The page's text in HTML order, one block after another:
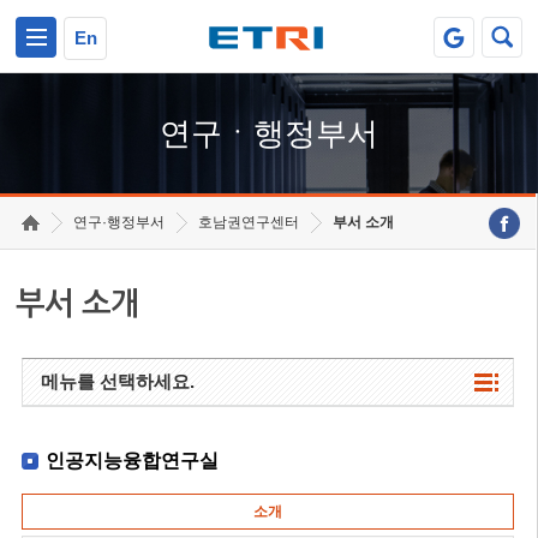
En
연구ㆍ행정부서
연구·행정부서 호남권연구센터 부서 소개
부서 소개
메뉴를 선택하세요.
인공지능융합연구실
소개